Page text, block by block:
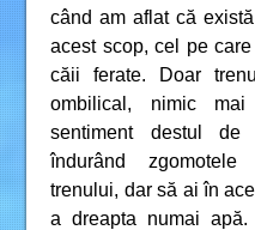
când am aflat că
acest scop, cel pe
căii ferate. Doar
ombilical, nimic
sentiment destul
îndurând
trenului, dar să ai în
a dreapta numai